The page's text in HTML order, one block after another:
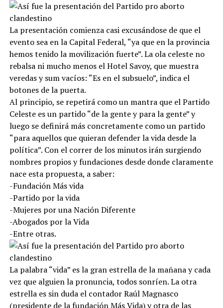
La presentación comienza casi excusándose de que el
evento sea en la Capital Federal, “ya que en la provincia
hemos tenido la movilización fuerte”. La ola celeste no
rebalsa ni mucho menos el Hotel Savoy, que muestra
veredas y sum vacíos: “Es en el subsuelo”, indica el
botones de la puerta.
Al principio, se repetirá como un mantra que el Partido
Celeste es un partido “de la gente y para la gente” y
luego se definirá más concretamente como un partido
“para aquellos que quieran defender la vida desde la
política”. Con el correr de los minutos irán surgiendo
nombres propios y fundaciones desde donde claramente
nace esta propuesta, a saber:
-Fundación Más vida
-Partido por la vida
-Mujeres por una Nación Diferente
-Abogados por la Vida
-Entre otras.
La palabra “vida” es la gran estrella de la mañana y cada
vez que alguien la pronuncia, todos sonríen. La otra
estrella es sin duda el contador Raúl Magnasco
(presidente de la fundación Más Vida) y otra de las